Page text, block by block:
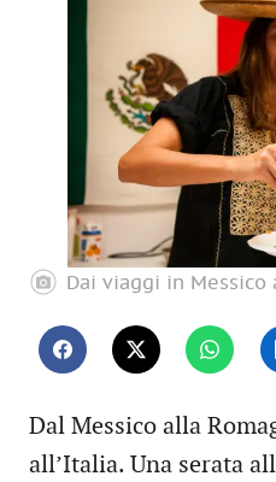
Dai viaggi in Messico
Dal Messico alla
all’Italia. Una serata